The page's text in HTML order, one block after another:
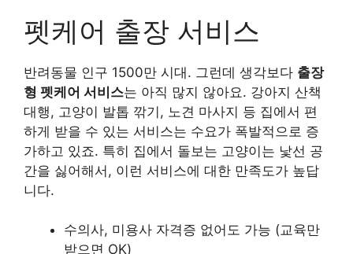
펫케어 출장 서비스
반려동물 인구 1500만 시대. 그런데 생각보다 출장
형 펫케어 서비스는 아직 많지 않아요. 강아지 산책
대행, 고양이 발톱 깎기, 노견 마사지 등 집에서 편
하게 받을 수 있는 서비스는 수요가 폭발적으로 증
가하고 있죠. 특히 집에서 돌보는 고양이는 낯선 공
간을 싫어해서, 이런 서비스에 대한 만족도가 높답
니다.
수의사, 미용사 자격증 없어도 가능 (교육만
받으면 OK)